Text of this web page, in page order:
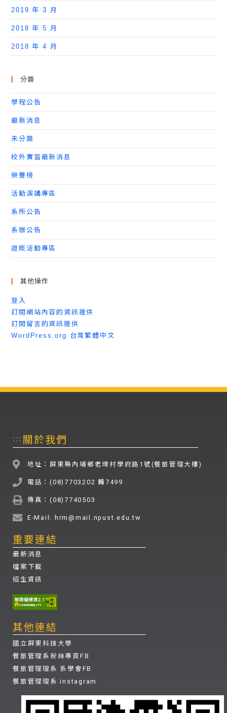
2019 年 3 月
2018 年 5 月
2018 年 4 月
分類
學程公告
最新消息
未分類
校外實習最新消息
榮譽榜
活動演講專區
系所公告
系辦公告
證照活動專區
其他操作
登入
訂閱網站內容的資訊提供
訂閱留言的資訊提供
WordPress.org 台灣繁體中文
::: 關於我們
地址：屏東縣內埔鄉老埤村學府路1號(餐旅管理大樓)
電話：(08)7703202 轉7499
傳真：(08)7740503
E-Mail: hrm@mail.npust.edu.tw
重要連結
最新消息
檔案下載
招生資訊
其他連結
國立屏東科技大學
餐旅管理系粉絲專頁FB
餐旅管理理系 系學會FB
餐旅管理理系 instagram